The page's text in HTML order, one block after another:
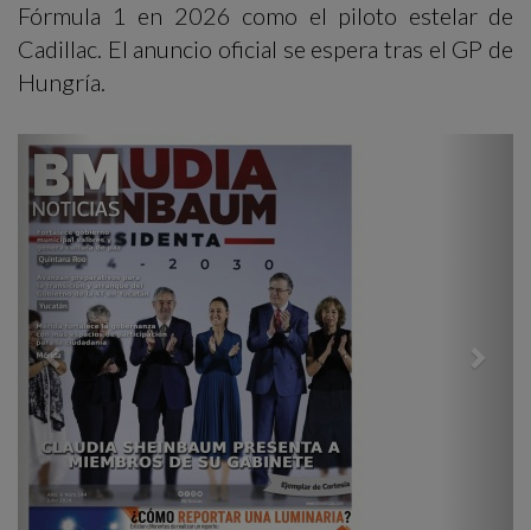
Fórmula 1 en 2026 como el piloto estelar de
Cadillac. El anuncio oficial se espera tras el GP de
Hungría.
Previous